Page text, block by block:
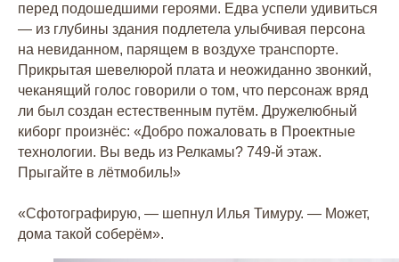
перед подошедшими героями. Едва успели удивиться
— из глубины здания подлетела улыбчивая персона
на невиданном, парящем в воздухе транспорте.
Прикрытая шевелюрой плата и неожиданно звонкий,
чеканящий голос говорили о том, что персонаж вряд
ли был создан естественным путём. Дружелюбный
киборг произнёс: «Добро пожаловать в Проектные
технологии. Вы ведь из Релкамы? 749-й этаж.
Прыгайте в лётмобиль!»
«Сфотографирую, — шепнул Илья Тимуру. — Может,
дома такой соберём».